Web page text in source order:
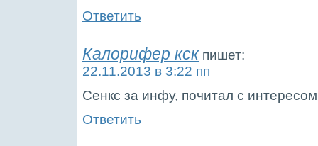
Ответить
Калорифер кск пишет:
22.11.2013 в 3:22 пп
Сенкс за инфу, почитал с интересом
Ответить